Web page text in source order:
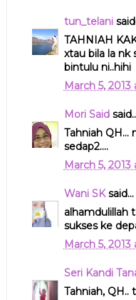
tun_telani
TAHNIAH KAK
xtau bila la nk
bintulu ni..hihi
March 5, 2013
Mori Said
Tahniah
sedap2....
March 5, 2013
Wani SKsaid...
alhamdulillah
sukses ke
March 5, 2013
Seri Kandi
Tahniah, QH..